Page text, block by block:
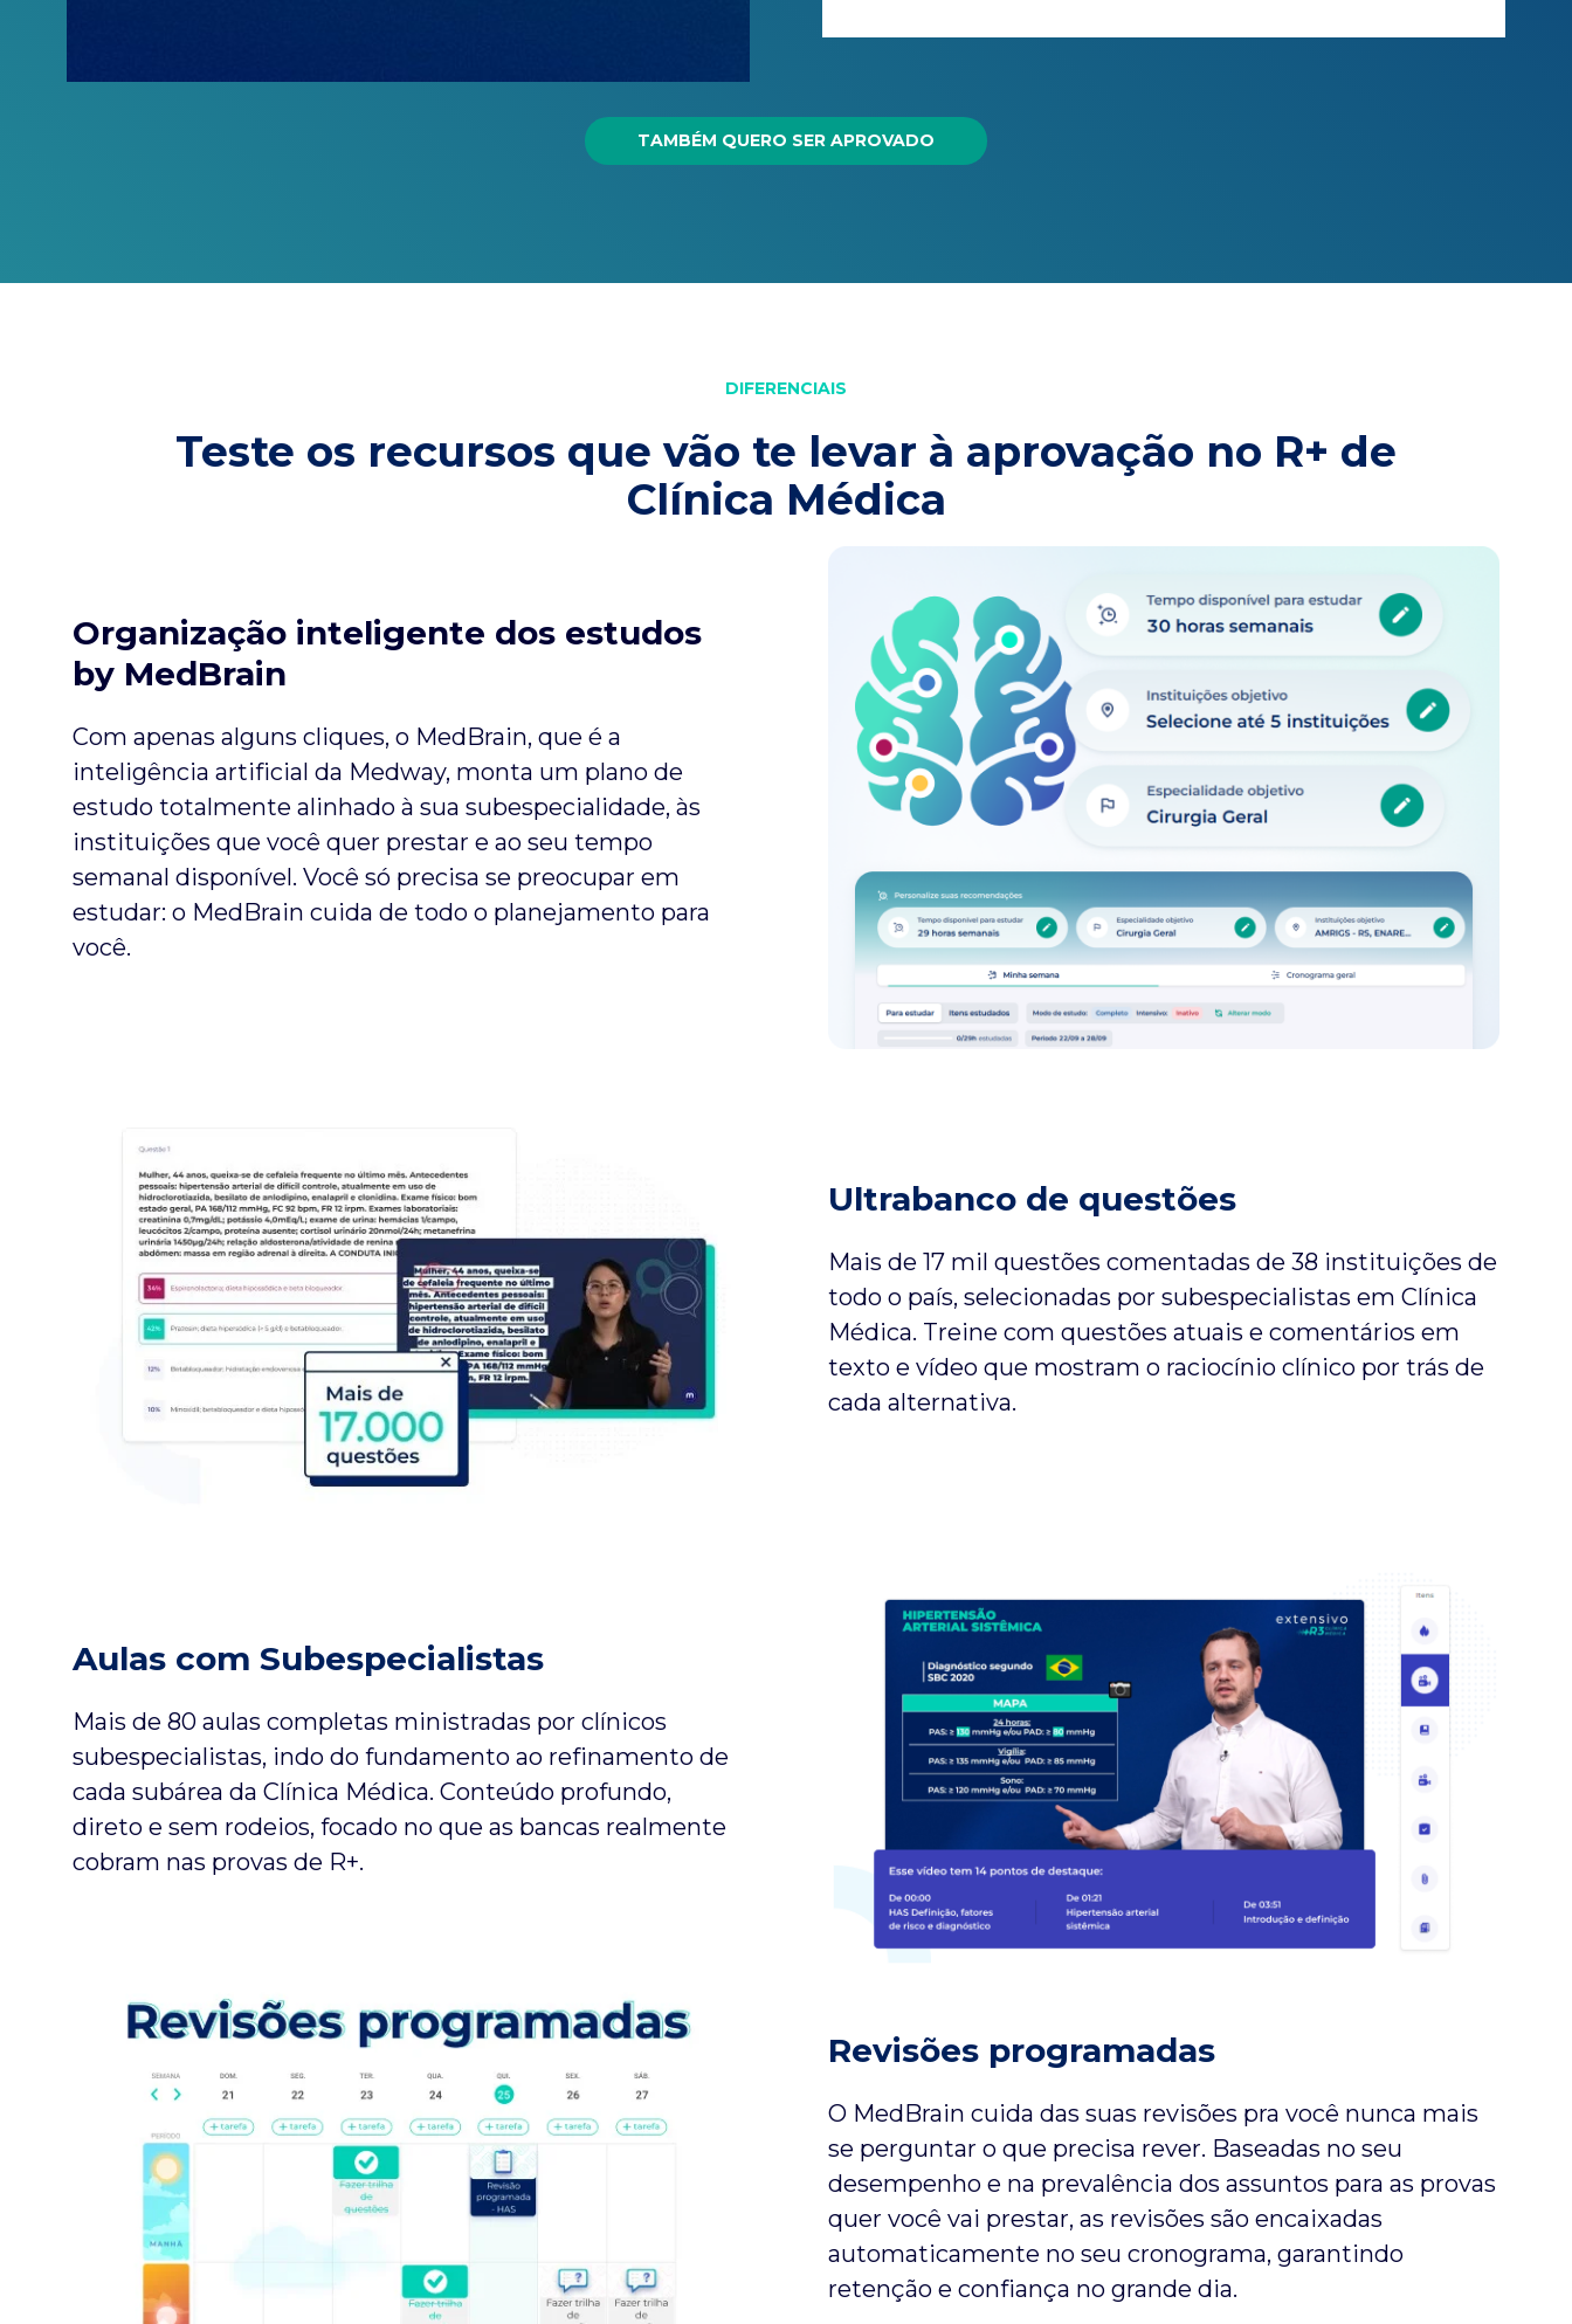
TAMBÉM QUERO SER APROVADO
DIFERENCIAIS
Teste os recursos que vão te levar à aprovação no R+ de
Clínica Médica
Organização inteligente dos estudos
by MedBrain
Com apenas alguns cliques, o MedBrain, que é a
inteligência artificial da Medway, monta um plano de
estudo totalmente alinhado à sua subespecialidade, às
instituições que você quer prestar e ao seu tempo
semanal disponível. Você só precisa se preocupar em
estudar: o MedBrain cuida de todo o planejamento para
você.
Ultrabanco de questões
Mais de 17 mil questões comentadas de 38 instituições de
todo o país, selecionadas por subespecialistas em Clínica
Médica. Treine com questões atuais e comentários em
texto e vídeo que mostram o raciocínio clínico por trás de
cada alternativa.
Aulas com Subespecialistas
Mais de 80 aulas completas ministradas por clínicos
subespecialistas, indo do fundamento ao refinamento de
cada subárea da Clínica Médica. Conteúdo profundo,
direto e sem rodeios, focado no que as bancas realmente
cobram nas provas de R+.
Revisões programadas
O MedBrain cuida das suas revisões pra você nunca mais
se perguntar o que precisa rever. Baseadas no seu
desempenho e na prevalência dos assuntos para as provas
quer você vai prestar, as revisões são encaixadas
automaticamente no seu cronograma, garantindo
retenção e confiança no grande dia.